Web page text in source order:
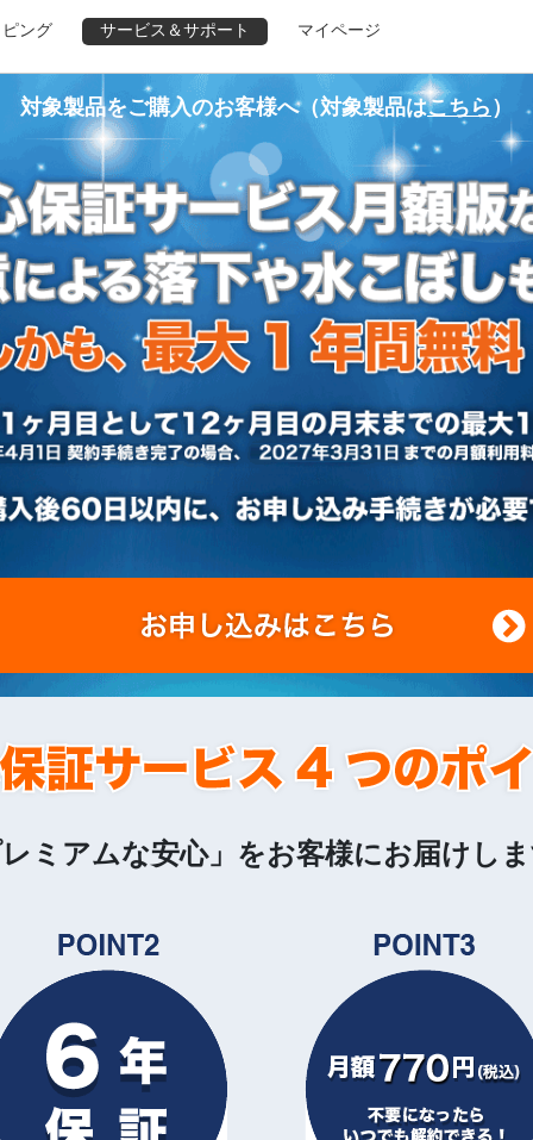
ング サービス＆サポート マイページ
対象製品をご購入のお客様へ（対象製品はこちら ）
ミアムな安心」をお客様にお届けし